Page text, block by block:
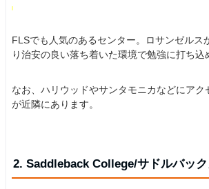
FLSでも人気のあるセンター。ロサンゼルス
り治安の良い落ち着いた環境で勉強に打ち込
なお、ハリウッドやサンタモニカなどにアク
が近隣にあります。
2. Saddleback College/サドルバッ